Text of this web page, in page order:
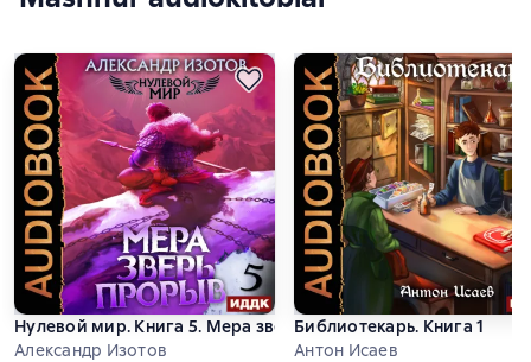
Нулевой мир. Книга 5. Мера зверь: Прорыв
Александр Изотов
Библиотекарь. Книга 1
Антон Исаев